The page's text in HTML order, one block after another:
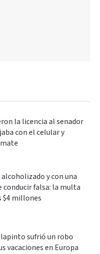
la licencia al senador
con el celular y
y con una
conducir falsa: la multa
$4 millones
sufrió un robo
vacaciones en Europa